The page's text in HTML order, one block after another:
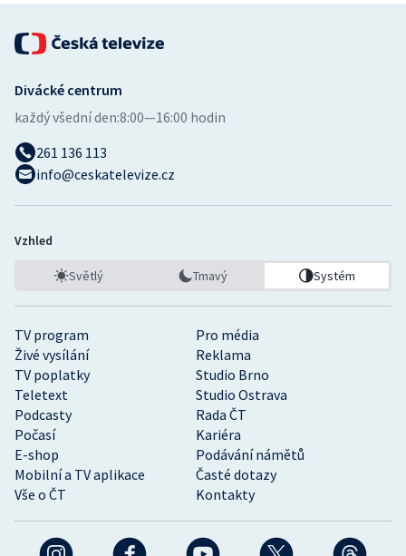
TV program
Pro média
Živé vysílání
Reklama
TV poplatky
Studio Brno
Teletext
Studio Ostrava
Podcasty
Rada ČT
Počasí
Kariéra
E-shop
Podávání námětů
Mobilní a TV aplikace
Časté dotazy
Vše o ČT
Kontakty
Divácké centrum
každý všední den:8:00—16:00 hodin
261 136 113
info@ceskatelevize.cz
Vzhled
Světlý Tmavý Systém